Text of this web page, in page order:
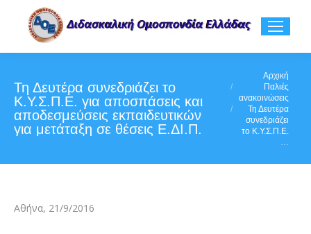
Τη Δευτέρα συνεδριάζει το
Κ.Υ.Σ.Π.Ε. για αποσπάσεις και
αποδεσμεύσεις εκπαιδευτικών
για μετάταξη σε θέσεις Ε.ΔΙ.Π.
You are here:Αρχική
Παλιές
ανακοινώσεις
Τη Δευτέρα
συνεδριάζει
το Κ.Υ.Σ.Π.Ε.
Αθήνα, 21/9/2016